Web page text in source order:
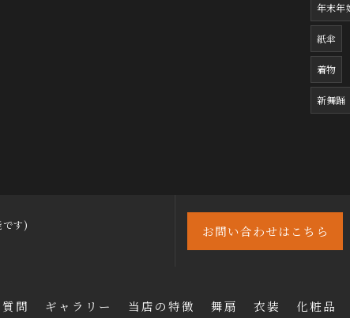
年末年
紙傘
着物
新舞踊
す)
お問い合わせはこちら
問 ギャラリー 当店の特徴 舞扇 衣装 化粧品